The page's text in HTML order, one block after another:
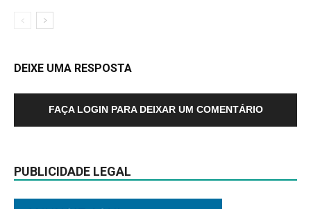
DEIXE UMA RESPOSTA
FAÇA LOGIN PARA DEIXAR UM COMENTÁRIO
PUBLICIDADE LEGAL